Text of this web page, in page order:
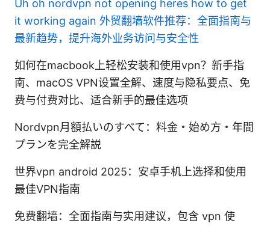
Uh oh nordvpn not opening heres how to get
it working again 外贸翻墙软件推荐：全面指南与
最新趋势，提升海外业务访问与安全性
如何在macbook上轻松安装和使用vpn？新手指
南、macOS VPN设置全解、速度与隐私要点、免
费与付费对比、适合新手的最佳选项
Nordvpn月額払いのすべて：料金・始め方・年間
プランを完全解説
世界vpn android 2025：安卓手机上选择和使用
最佳VPN指南
免费翻墙：全面指南与实用建议，包含 vpn 使